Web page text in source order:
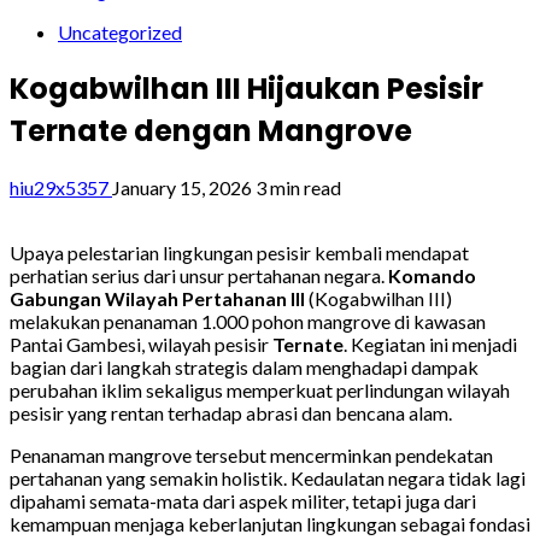
Uncategorized
Kogabwilhan III Hijaukan Pesisir
Ternate dengan Mangrove
hiu29x5357 January 15, 2026 3 min read
Upaya pelestarian lingkungan pesisir kembali mendapat
perhatian serius dari unsur pertahanan negara. Komando
Gabungan Wilayah Pertahanan III (Kogabwilhan III)
melakukan penanaman 1.000 pohon mangrove di kawasan
Pantai Gambesi, wilayah pesisir Ternate. Kegiatan ini menjadi
bagian dari langkah strategis dalam menghadapi dampak
perubahan iklim sekaligus memperkuat perlindungan wilayah
pesisir yang rentan terhadap abrasi dan bencana alam.
Penanaman mangrove tersebut mencerminkan pendekatan
pertahanan yang semakin holistik. Kedaulatan negara tidak lagi
dipahami semata-mata dari aspek militer, tetapi juga dari
kemampuan menjaga keberlanjutan lingkungan sebagai fondasi